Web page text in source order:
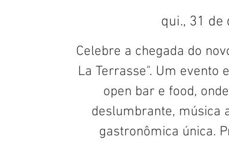
qui., 31 de
Celebre a chegada do
La Terrasse". Um evento
open bar e food,
deslumbrante, música
gastronômica única.